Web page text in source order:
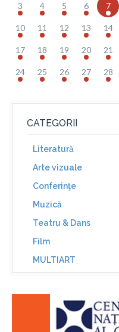
3 4 5 6 7
10 11 12 13 14
17 18 19 20 21
24 25 26 27 28
CATEGORII
Literatură
Arte vizuale
Conferinţe
Muzică
Teatru & Dans
Film
MULTIART